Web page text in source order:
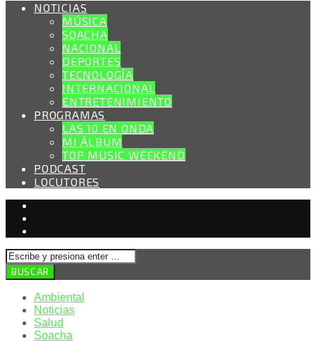
NOTICIAS
MÚSICA
SOACHA
NACIONAL
DEPORTES
TECNOLOGÍA
INTERNACIONAL
ENTRETENIMIENTO
PROGRAMAS
LAS 10 EN ONDA
MI ÁLBUM
TOP MUSIC WEEKEND
PODCAST
LOCUTORES
Ambiental
Noticias
Salud
Soacha